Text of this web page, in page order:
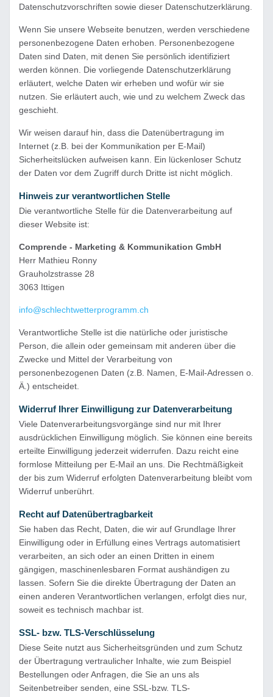
Datenschutzvorschriften sowie dieser Datenschutzerklärung.
Wenn Sie unsere Webseite benutzen, werden verschiedene
personenbezogene Daten erhoben. Personenbezogene
Daten sind Daten, mit denen Sie persönlich identifiziert
werden können. Die vorliegende Datenschutzerklärung
erläutert, welche Daten wir erheben und wofür wir sie
nutzen. Sie erläutert auch, wie und zu welchem Zweck das
geschieht.
Wir weisen darauf hin, dass die Datenübertragung im
Internet (z.B. bei der Kommunikation per E-Mail)
Sicherheitslücken aufweisen kann. Ein lückenloser Schutz
der Daten vor dem Zugriff durch Dritte ist nicht möglich.
Hinweis zur verantwortlichen Stelle
Die verantwortliche Stelle für die Datenverarbeitung auf
dieser Website ist:
Comprende - Marketing & Kommunikation GmbH
Herr Mathieu Ronny
Grauholzstrasse 28
3063 Ittigen
info@schlechtwetterprogramm.ch
Verantwortliche Stelle ist die natürliche oder juristische
Person, die allein oder gemeinsam mit anderen über die
Zwecke und Mittel der Verarbeitung von
personenbezogenen Daten (z.B. Namen, E-Mail-Adressen o.
Ä.) entscheidet.
Widerruf Ihrer Einwilligung zur Datenverarbeitung
Viele Datenverarbeitungsvorgänge sind nur mit Ihrer
ausdrücklichen Einwilligung möglich. Sie können eine bereits
erteilte Einwilligung jederzeit widerrufen. Dazu reicht eine
formlose Mitteilung per E-Mail an uns. Die Rechtmäßigkeit
der bis zum Widerruf erfolgten Datenverarbeitung bleibt vom
Widerruf unberührt.
Recht auf Datenübertragbarkeit
Sie haben das Recht, Daten, die wir auf Grundlage Ihrer
Einwilligung oder in Erfüllung eines Vertrags automatisiert
verarbeiten, an sich oder an einen Dritten in einem
gängigen, maschinenlesbaren Format aushändigen zu
lassen. Sofern Sie die direkte Übertragung der Daten an
einen anderen Verantwortlichen verlangen, erfolgt dies nur,
soweit es technisch machbar ist.
SSL- bzw. TLS-Verschlüsselung
Diese Seite nutzt aus Sicherheitsgründen und zum Schutz
der Übertragung vertraulicher Inhalte, wie zum Beispiel
Bestellungen oder Anfragen, die Sie an uns als
Seitenbetreiber senden, eine SSL-bzw. TLS-